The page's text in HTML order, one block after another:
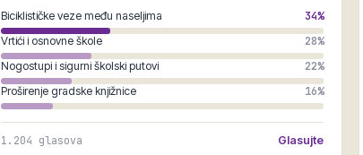
Biciklističke veze među naseljima 34%
Vrtići i osnovne škole 28%
Nogostupi i sigurni školski putovi 22%
Proširenje gradske knjižnice 16%
1.204 glasova Glasujte